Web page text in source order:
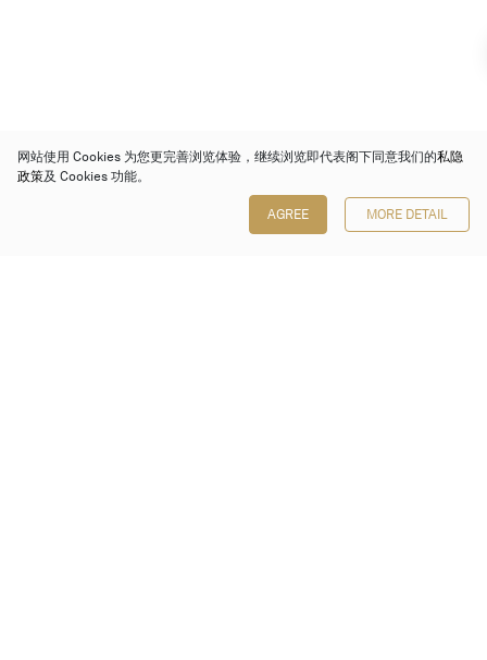
网站使用 Cookies 为您更完善浏览体验，继续浏览即代表阁下同意我们的私隐
政策及 Cookies 功能。
AGREE MORE DETAIL